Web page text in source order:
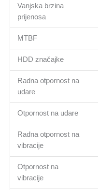
Vanjska brzina
prijenosa
MTBF
HDD značajke
Radna otpornost na
udare
Otpornost na udare
Radna otpornost na
vibracije
Otpornost na
vibracije